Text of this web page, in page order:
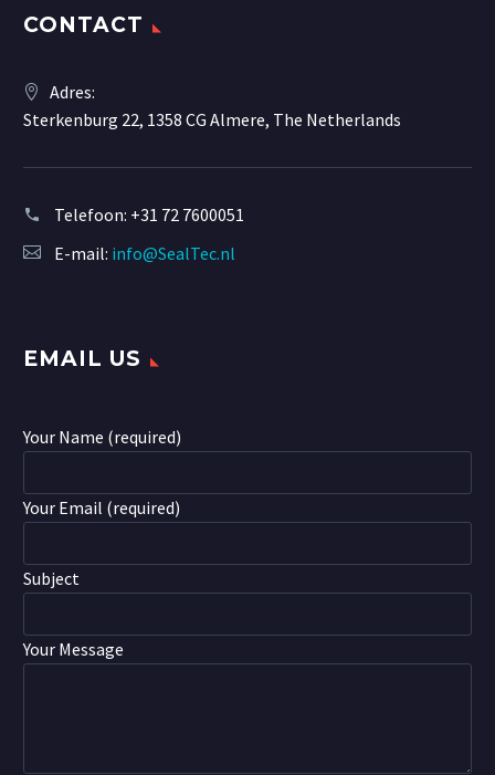
CONTACT
Adres:
Sterkenburg 22, 1358 CG Almere, The Netherlands
Telefoon: +31 72 7600051
E-mail: info@SealTec.nl
EMAIL US
Your Name (required)
Your Email (required)
Subject
Your Message